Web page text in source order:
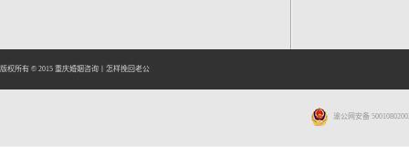
版权所有 © 2015 重庆婚姻咨询 怎样挽回老公
渝公网安备